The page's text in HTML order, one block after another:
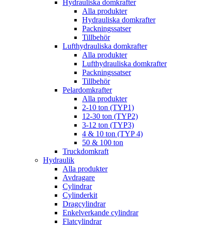
Hydrauliska domkrafter
Alla produkter
Hydrauliska domkrafter
Packningssatser
Tillbehör
Lufthydrauliska domkrafter
Alla produkter
Lufthydrauliska domkrafter
Packningssatser
Tillbehör
Pelardomkrafter
Alla produkter
2-10 ton (TYP1)
12-30 ton (TYP2)
3-12 ton (TYP3)
4 & 10 ton (TYP 4)
50 & 100 ton
Truckdomkraft
Hydraulik
Alla produkter
Avdragare
Cylindrar
Cylinderkit
Dragcylindrar
Enkelverkande cylindrar
Flatcylindrar